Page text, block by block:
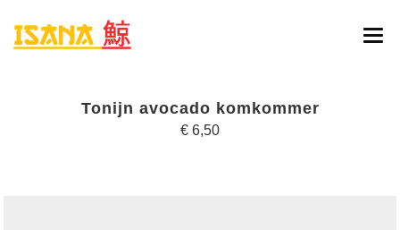
Tonijn avocado komkommer
€ 6,50